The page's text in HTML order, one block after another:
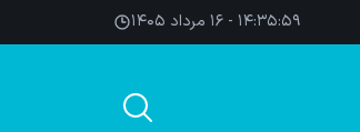
۱۴:۳۶:۰۰ - ۱۶ مرداد ۱۴۰۵